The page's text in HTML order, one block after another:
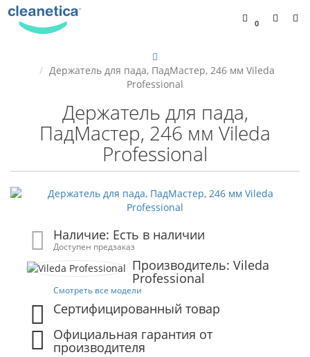
0
Держатель для пада, ПадМастер, 246 мм Vileda
Professional
Держатель для пада,
ПадМастер, 246 мм Vileda
Professional
Наличие: Есть в наличии
Доступен предзаказ
Производитель: Vileda
Professional
Смотреть все модели
Сертифицированный товар
Официальная гарантия от
производителя